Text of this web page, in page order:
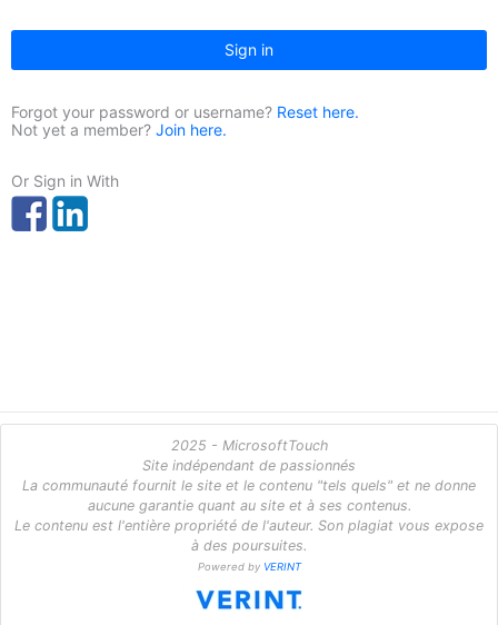
Sign in
Forgot your password or username? Reset here.
Not yet a member? Join here.
Or Sign in With
2025 - MicrosoftTouch
Site indépendant de passionnés
La communauté fournit le site et le contenu "tels quels" et ne donne
aucune garantie quant au site et à ses contenus.
Le contenu est l'entière propriété de l'auteur. Son plagiat vous expose
à des poursuites.
Powered by VERINT